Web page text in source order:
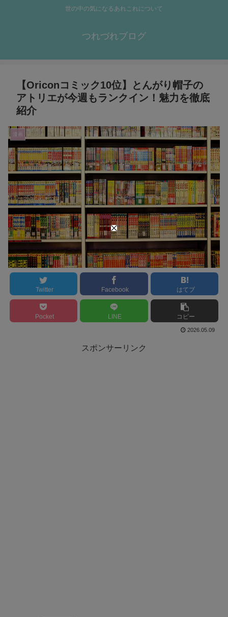
世の中の気になるあれこれについて
つれづれブログ
【Oriconコミック10位】とんがり帽子の
アトリエが今週もランクイン！魅力を徹底
紹介
漫画
Twitter Facebook はてブ
Pocket LINE コピー
2026.05.09
スポンサーリンク